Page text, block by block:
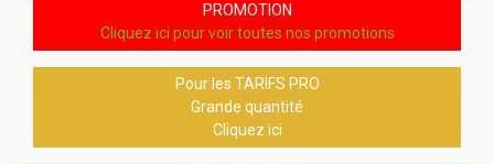
PROMOTION
Cliquez ici pour voir toutes nos promotions
Pour les TARIFS PRO
Grande quantité
Cliquez ici